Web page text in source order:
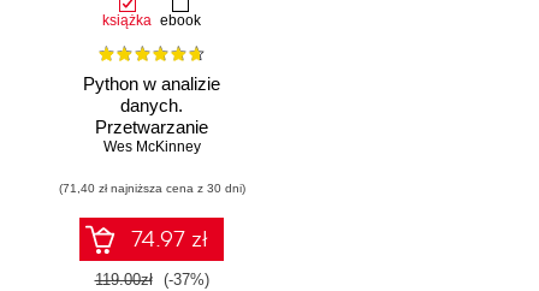
książka ebook
Python w analizie
danych.
Przetwarzanie
danych za pomocą
NumPy oraz
środowiska
Jupyter. Wydanie
III
Wes McKinney
(71,40 zł najniższa cena z 30 dni)
74.97 zł
119.00zł (-37%)